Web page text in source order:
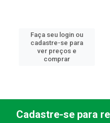
Faça seu login ou
cadastre-se para
ver preços e
comprar
Cadastre-se para